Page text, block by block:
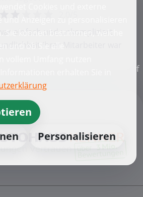
einfach und unkompliziert
Ihrer Mitarbeiter war
Cookies und externe
und Anzeigen zu personalisieren
Sie können bestimmen, welche
und ob Sie alle
vollem Umfang nutzen
Personalisieren
f